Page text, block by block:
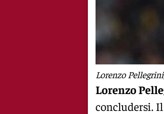
Lorenzo
Lorenzo
concludersi.